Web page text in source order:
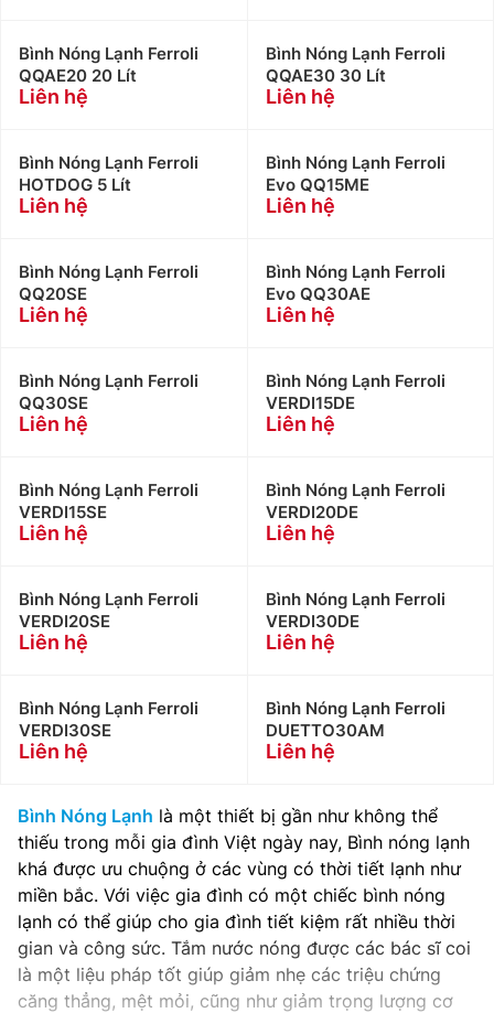
Bình Nóng Lạnh Ferroli
QQAE20 20 Lít
Liên hệ
Bình Nóng Lạnh Ferroli
QQAE30 30 Lít
Liên hệ
Bình Nóng Lạnh Ferroli
HOTDOG 5 Lít
Liên hệ
Bình Nóng Lạnh Ferroli
Evo QQ15ME
Liên hệ
Bình Nóng Lạnh Ferroli
QQ20SE
Liên hệ
Bình Nóng Lạnh Ferroli
Evo QQ30AE
Liên hệ
Bình Nóng Lạnh Ferroli
QQ30SE
Liên hệ
Bình Nóng Lạnh Ferroli
VERDI15DE
Liên hệ
Bình Nóng Lạnh Ferroli
VERDI15SE
Liên hệ
Bình Nóng Lạnh Ferroli
VERDI20DE
Liên hệ
Bình Nóng Lạnh Ferroli
VERDI20SE
Liên hệ
Bình Nóng Lạnh Ferroli
VERDI30DE
Liên hệ
Bình Nóng Lạnh Ferroli
VERDI30SE
Liên hệ
Bình Nóng Lạnh Ferroli
DUETTO30AM
Liên hệ
Bình Nóng Lạnh là một thiết bị gần như không thể
thiếu trong mỗi gia đình Việt ngày nay, Bình nóng lạnh
khá được ưu chuộng ở các vùng có thời tiết lạnh như
miền bắc. Với việc gia đình có một chiếc bình nóng
lạnh có thể giúp cho gia đình tiết kiệm rất nhiều thời
gian và công sức. Tắm nước nóng được các bác sĩ coi
là một liệu pháp tốt giúp giảm nhẹ các triệu chứng
căng thẳng, mệt mỏi, cũng như giảm trọng lượng cơ